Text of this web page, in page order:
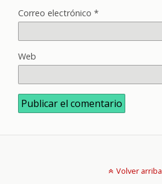
Correo electrónico *
Web
Volver arriba